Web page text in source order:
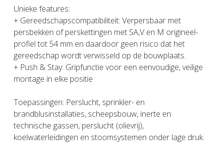
Unieke features:
+ Gereedschapscompatibiliteit: Verpersbaar met
persbekken of perskettingen met SA,V en M origineel-
profiel tot 54 mm en daardoor geen risico dat het
gereedschap wordt verwisseld op de bouwplaats.
+ Push & Stay: Gripfunctie voor een eenvoudige, veilige
montage in elke positie
Toepassingen: Perslucht, sprinkler- en
brandblusinstallaties, scheepsbouw, inerte en
technische gassen, perslucht (olievrij),
koelwaterleidingen en stoomsystemen onder lage druk.